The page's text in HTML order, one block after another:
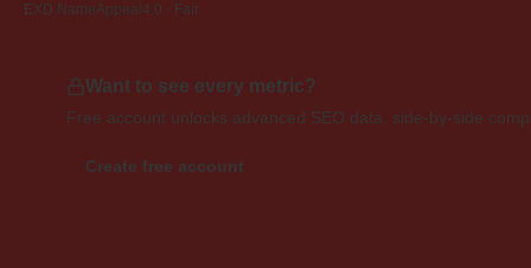
EXD NameAppeal 4.0 · Fair
Want to see every metric?
Free account unlocks advanced SEO data, side-by-side
Create free account